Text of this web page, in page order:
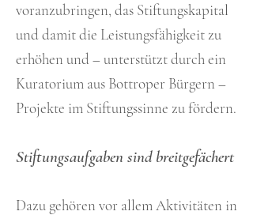
voranzubringen, das Stiftungskapital
und damit die Leistungsfähigkeit zu
erhöhen und – unterstützt durch ein
Kuratorium aus Bottroper Bürgern –
Projekte im Stiftungssinne zu fördern.
Stiftungsaufgaben sind breitgefächert
Dazu gehören vor allem Aktivitäten in